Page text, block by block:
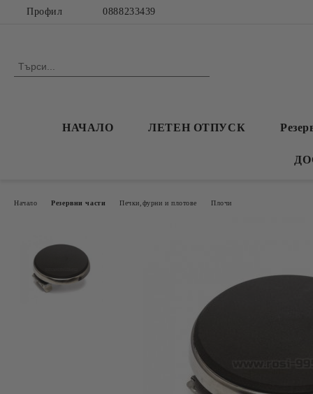
Профил 0888233439
НАЧАЛО ЛЕТЕН ОТПУСК
Начало Резервни части Печки,фурни и плотове Плочи